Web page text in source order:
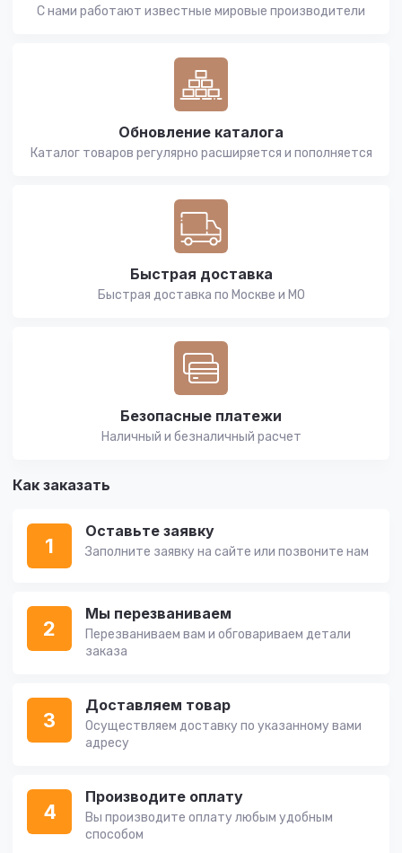
С нами работают известные мировые производители
Обновление каталога
Каталог товаров регулярно расширяется и пополняется
Быстрая доставка
Быстрая доставка по Москве и МО
Безопасные платежи
Наличный и безналичный расчет
Как заказать
1
Оставьте заявку
Заполните заявку на сайте или позвоните нам
2
Мы перезваниваем
Перезваниваем вам и обговариваем детали
заказа
3
Доставляем товар
Осуществляем доставку по указанному вами
адресу
4
Производите оплату
Вы производите оплату любым удобным
способом